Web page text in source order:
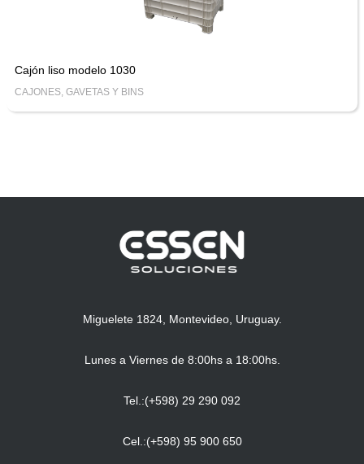
Cajón liso modelo 1030
CAJONES, GAVETAS Y BINS
Miguelete 1824, Montevideo, Uruguay.
Lunes a Viernes de 8:00hs a 18:00hs.
Tel.:(+598) 29 290 092
Cel.:(+598) 95 900 650